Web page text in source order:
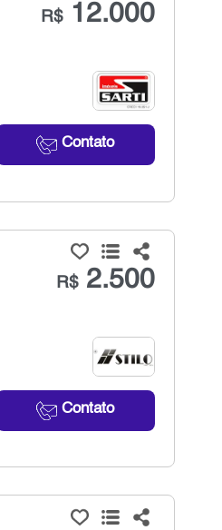
R$12.000
Contato
R$2.500
Contato